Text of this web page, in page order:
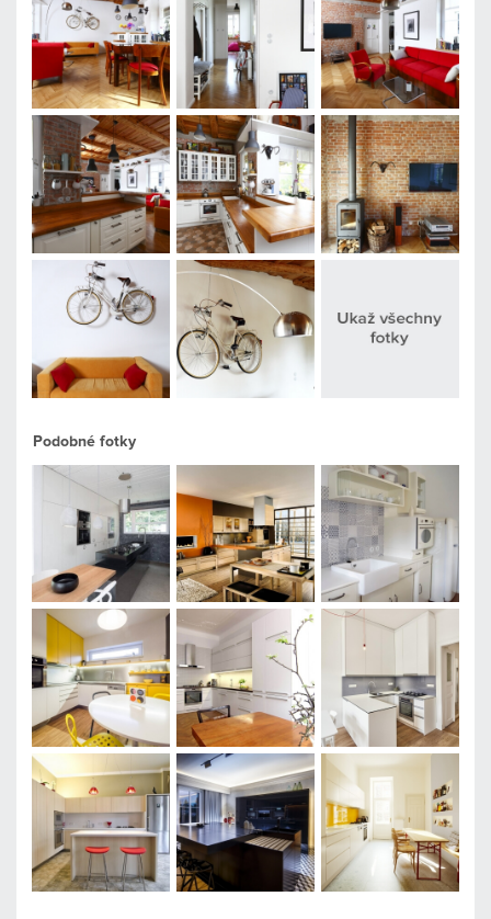
Podobné fotky